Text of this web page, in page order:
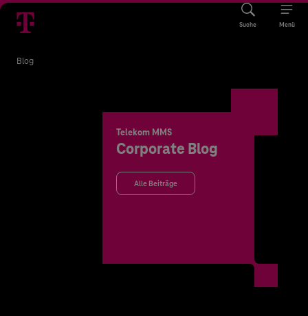
Suche Menü
Blog
Telekom MMS
Corporate Blog
Alle Beiträge